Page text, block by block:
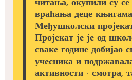
читања, окупили су се
враћања деце
Међушколски
Пројекат је је од
сваке године добијао
учесника и
активности - смотра,